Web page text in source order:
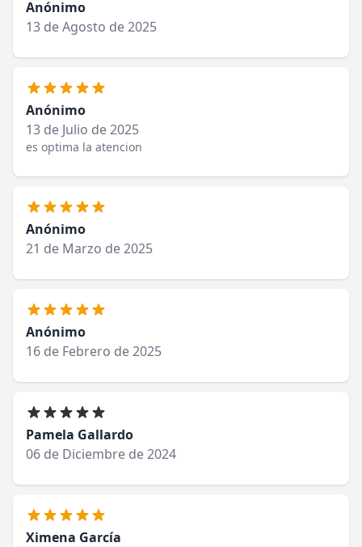
Anónimo
13 de Agosto de 2025
Anónimo
13 de Julio de 2025
es optima la atencion
Anónimo
21 de Marzo de 2025
Anónimo
16 de Febrero de 2025
Pamela Gallardo
06 de Diciembre de 2024
Ximena García